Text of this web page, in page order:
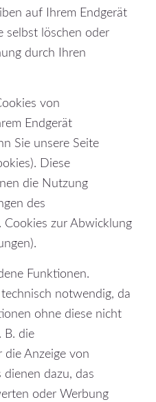
auf Ihrem Endgerät
selbst löschen oder
durch Ihren
von
Endgerät
Sie unsere Seite
Diese
die Nutzung
des
Cookies zur Abwicklung
Funktionen.
notwendig, da
ohne diese nicht
B. die
Anzeige von
dienen dazu, das
oder Werbung